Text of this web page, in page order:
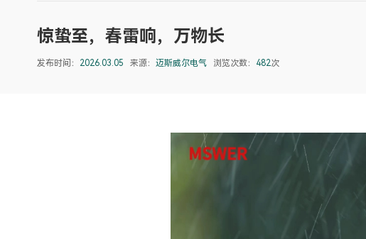
惊蛰至，春雷响，万物长
发布时间： 2026.03.05 来源： 迈斯威尔电气 浏览次数： 482次